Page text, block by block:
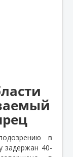
в
задержан 40-